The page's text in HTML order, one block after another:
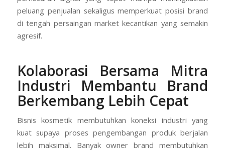
peluang penjualan sekaligus memperkuat posisi brand
di tengah persaingan market kecantikan yang semakin
agresif.
Kolaborasi Bersama Mitra
Industri Membantu Brand
Berkembang Lebih Cepat
Bisnis kosmetik membutuhkan koneksi industri yang
kuat supaya proses pengembangan produk berjalan
lebih maksimal. Banyak owner brand membutuhkan